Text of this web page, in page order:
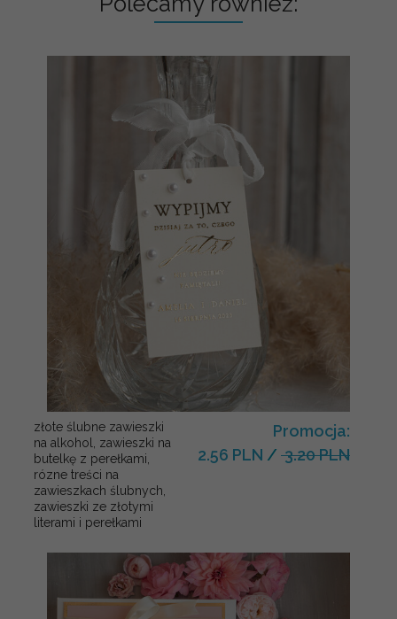
złote ślubne zawieszki
na alkohol, zawieszki na
butelkę z perełkami,
rózne treści na
zawieszkach ślubnych,
zawieszki ze złotymi
literami i perełkami
Promocja:
2.56 PLN / 3.20 PLN